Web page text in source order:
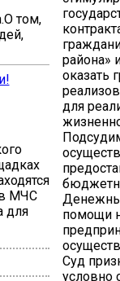
том,
МЧС
для
района»
оказать
для
помощи
Суд
условно